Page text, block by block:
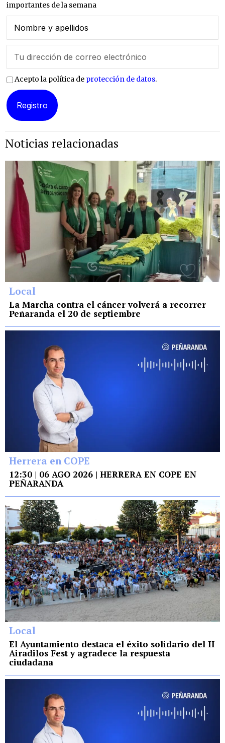
importantes de la semana
Acepto la política de protección de datos.
Noticias relacionadas
Local
La Marcha contra el cáncer volverá a recorrer
Peñaranda el 20 de septiembre
Herrera en COPE
12:30 | 06 AGO 2026 | HERRERA EN COPE EN
PEÑARANDA
Local
El Ayuntamiento destaca el éxito solidario del II
Airadilos Fest y agradece la respuesta
ciudadana